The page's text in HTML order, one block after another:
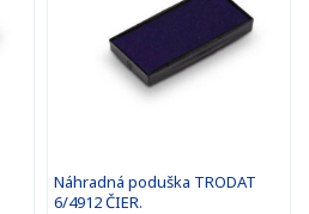
Náhradná poduška TRODAT
6/4912 ČIER.